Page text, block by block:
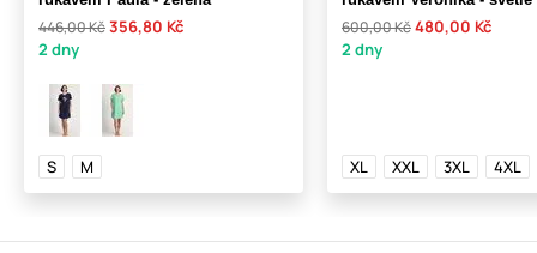
446,00 Kč356,80 Kč
2 dny
S M
600,00 Kč480,00 Kč
2 dny
XL XXL 3XL 4XL